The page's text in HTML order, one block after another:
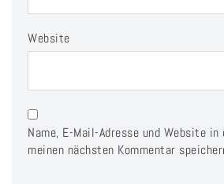
Website
Name, E-Mail-Adresse und Website
meinen nächsten Kommentar